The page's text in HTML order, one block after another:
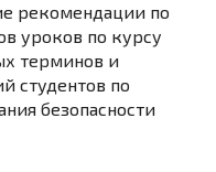
рекомендации по
уроков по курсу
терминов и
студентов по
безопасности